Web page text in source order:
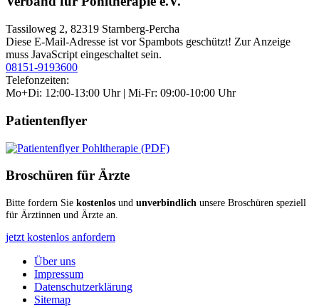
Tassiloweg 2, 82319 Starnberg-Percha
Diese E-Mail-Adresse ist vor Spambots geschützt! Zur Anzeige
muss JavaScript eingeschaltet sein.
08151-9193600
Telefonzeiten:
Mo+Di: 12:00-13:00 Uhr | Mi-Fr: 09:00-10:00 Uhr
Patientenflyer
Broschüren für Ärzte
Bitte fordern Sie kostenlos und unverbindlich unsere Broschüren speziell
für Ärztinnen und Ärzte an.
jetzt kostenlos anfordern
Über uns
Impressum
Datenschutzerklärung
Sitemap